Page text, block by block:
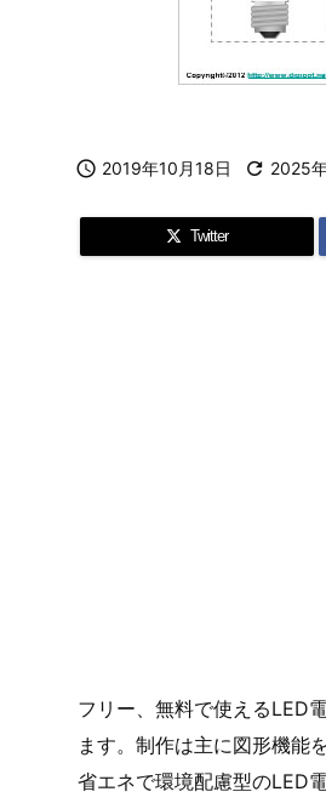
 2019年10月18日  2025
Twitter
フリー、無料で使えるLED
ます。制作は主に図形機能
省エネで環境配慮型のLED